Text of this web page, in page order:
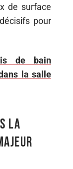
de surface
pour
de bain
la salle
la